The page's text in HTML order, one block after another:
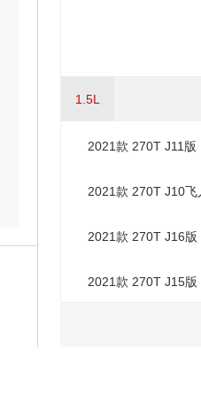
1.5L
2021款 270T J11版
2021款 270T J10飞
2021款 270T J16版
2021款 270T J15版